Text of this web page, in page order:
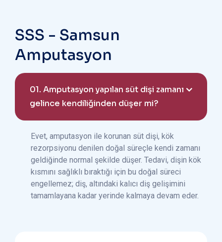
SSS - Samsun
Amputasyon
01.
gelince kendiliğinden düşer mi?
Evet, amputasyon ile korunan süt dişi, kök
rezorpsiyonu denilen doğal süreçle kendi zamanı
geldiğinde normal şekilde düşer. Tedavi, dişin kök
kısmını sağlıklı bıraktığı için bu doğal süreci
engellemez; diş, altındaki kalıcı diş gelişimini
tamamlayana kadar yerinde kalmaya devam eder.